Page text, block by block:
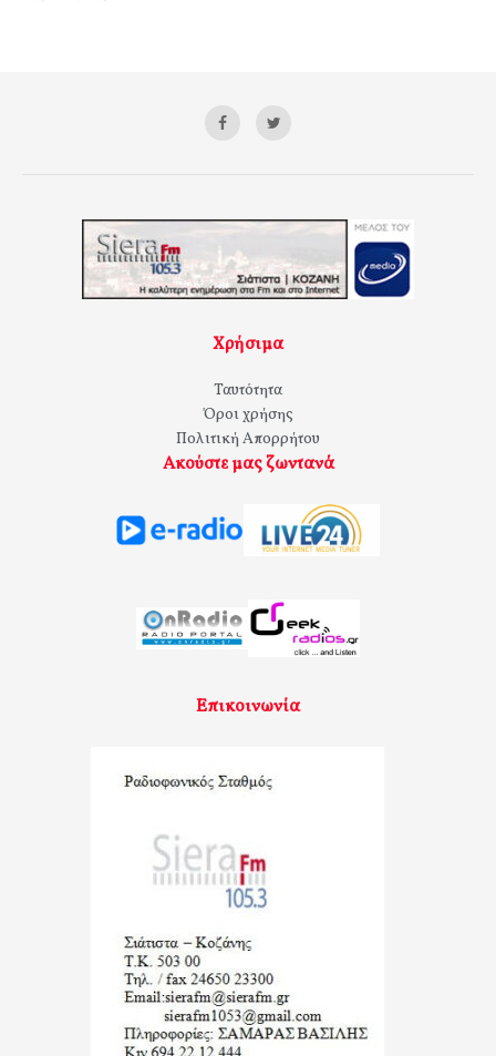
Χρήσιμα
Ταυτότητα
Όροι χρήσης
Πολιτική Απορρήτου
Ακούστε μας ζωντανά
Επικοινωνία